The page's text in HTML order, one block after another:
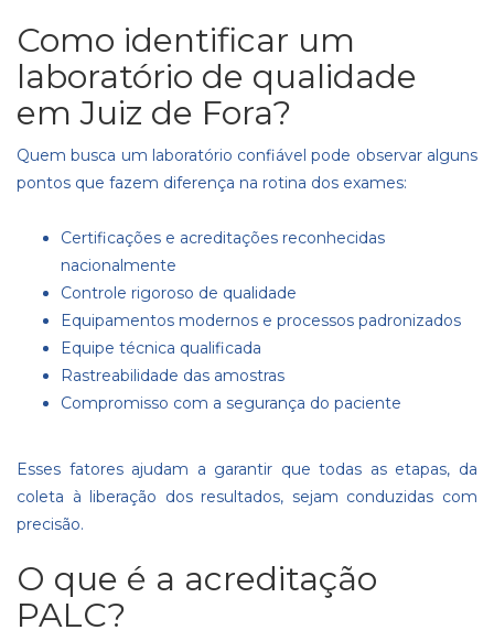
Como identificar um
laboratório de qualidade
em Juiz de Fora?
Quem busca um laboratório confiável pode observar alguns
pontos que fazem diferença na rotina dos exames:
Certificações e acreditações reconhecidas
nacionalmente
Controle rigoroso de qualidade
Equipamentos modernos e processos padronizados
Equipe técnica qualificada
Rastreabilidade das amostras
Compromisso com a segurança do paciente
Esses fatores ajudam a garantir que todas as etapas, da
coleta à liberação dos resultados, sejam conduzidas com
precisão.
O que é a acreditação
PALC?